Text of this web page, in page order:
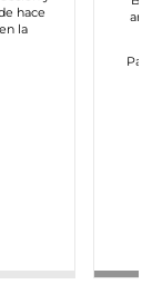
hace
la